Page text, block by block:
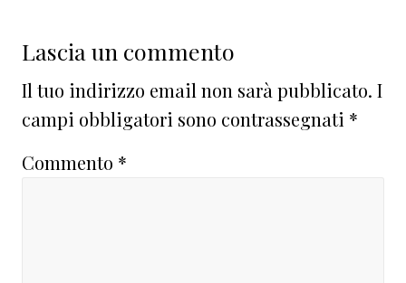
Lascia un commento
Il tuo indirizzo email non sarà pubblicato. I
campi obbligatori sono contrassegnati *
Commento *